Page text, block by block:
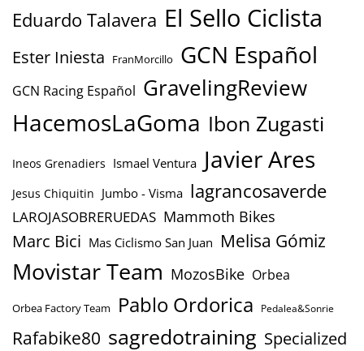
Eduardo Talavera El Sello Ciclista
Ester Iniesta FranMorcillo GCN Español
GCN Racing Español GravelingReview
HacemosLaGoma Ibon Zugasti
Ineos Grenadiers Ismael Ventura Javier Ares
Jesus Chiquitin Jumbo - Visma lagrancosaverde
LAROJASOBRERUEDAS Mammoth Bikes
Marc Bici Mas Ciclismo San Juan Melisa Gómiz
Movistar Team MozosBike Orbea
Orbea Factory Team Pablo Ordorica Pedalea&Sonrie
Rafabike80 sagredotraining Specialized